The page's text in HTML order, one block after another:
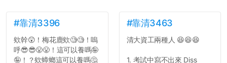
#靠清3396
欸幹😲！梅花鹿欸🧐🧐！嗚
呼😎😎😤😤！這可以養嗎🤪
🤪！？欸蟑螂這可以養嗎🤔
#靠清3463
清大資工兩種人 😆😆😆
1. 考試中寫不出來 Diss